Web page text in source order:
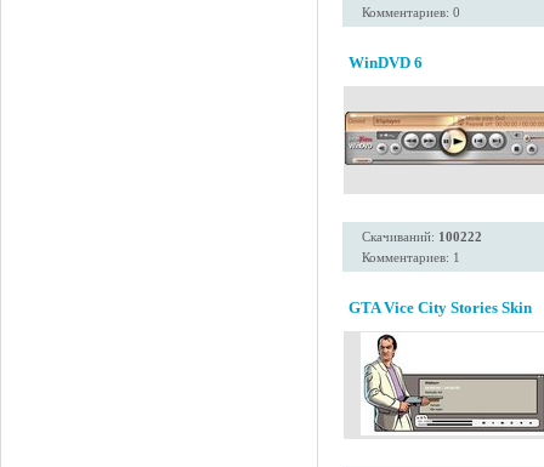
Комментариев: 0
WinDVD 6
Скачиваний: 100222
Комментариев: 1
GTA Vice City Stories Skin